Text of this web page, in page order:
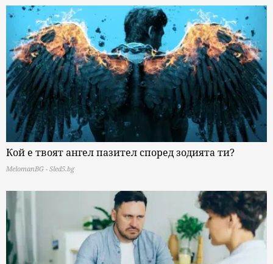
Кой е твоят ангел пазител според зодията ти?
MelomanBG - Sled5.bg